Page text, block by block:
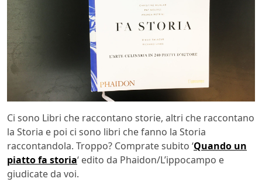
Ci sono Libri che raccontano storie, altri che raccontano
la Storia e poi ci sono libri che fanno la Storia
raccontandola. Troppo? Comprate subito ‘Quando un
piatto fa storia‘ edito da Phaidon/L’ippocampo e
giudicate da voi.